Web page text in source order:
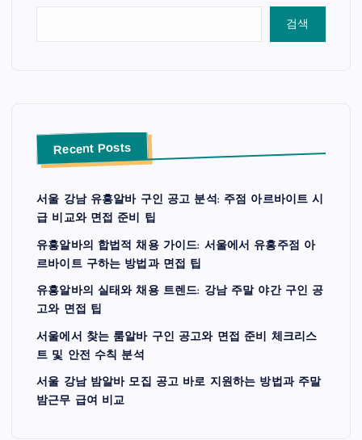
검색
Recent Posts
서울 강남 유흥알바 구인 공고 분석: 주점 아르바이트 시
급 비교와 면접 준비 팁
유흥알바의 합법적 채용 가이드: 서울에서 유흥주점 아
르바이트 구하는 방법과 면접 팁
유흥알바의 실태와 채용 트렌드: 강남 주말 야간 구인 공
고와 면접 팁
서울에서 찾는 룸알바 구인 공고와 면접 준비 체크리스
트 및 안전 수칙 분석
서울 강남 밤알바 모집 공고 바로 지원하는 방법과 주말
밤근무 급여 비교